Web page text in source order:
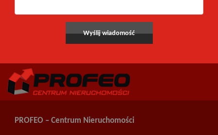
PROFEO – Centrum Nieruchomości